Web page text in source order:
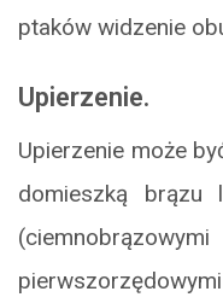
ptaków widzenie
Upierzenie.
Upierzenie może
domieszką